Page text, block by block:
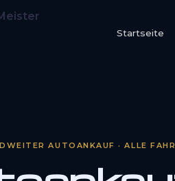
Startseite
AUTOANKAUF · ALLE